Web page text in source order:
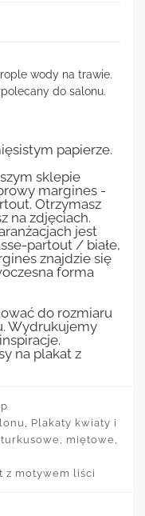
wody na trawie.
do salonu.
papierze.
sklepie
margines -
Otrzymasz
na zdjęciach.
jest
partout / białe,
znajdzie się
forma
do rozmiaru
Wydrukujemy
na plakat z
, Plakaty kwiaty i
miętowe,
z motywem liści